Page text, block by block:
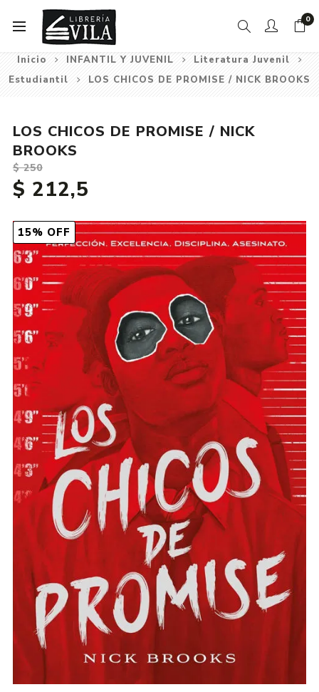
0
Inicio INFANTIL Y JUVENIL
Literatura Juvenil
Estudiantil
LOS CHICOS DE PROMISE / NICK BROOKS
15% OFF
LOS CHICOS DE PROMISE / NICK
BROOKS
$ 250
$ 212,5